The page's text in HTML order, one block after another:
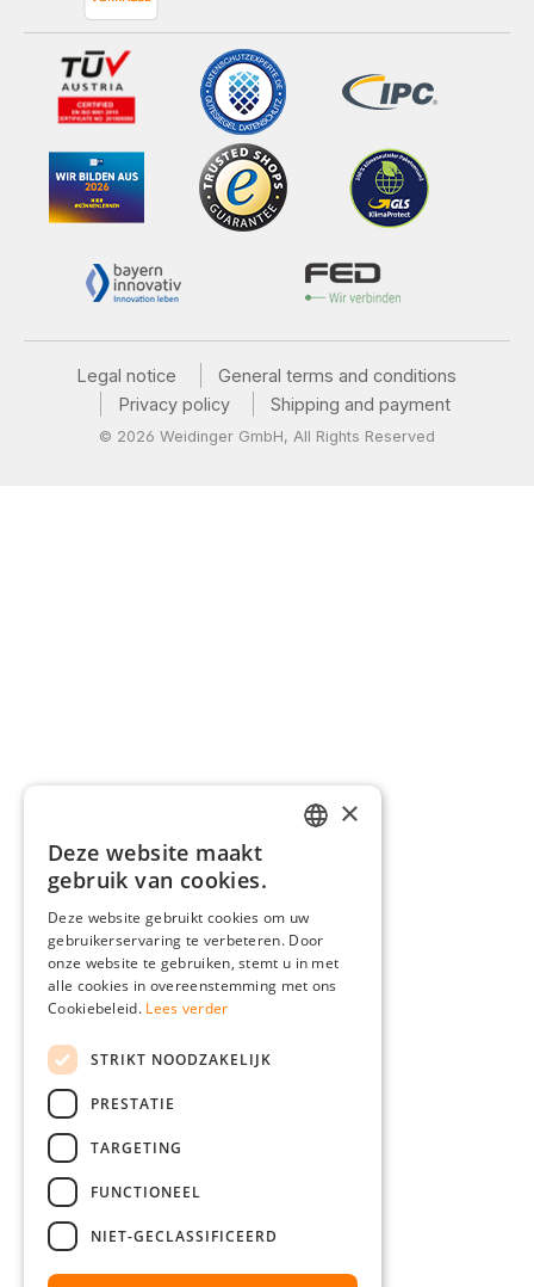
Legal notice
General terms and conditions
Privacy policy
Shipping and payment
© 2026 Weidinger GmbH, All Rights Reserved
FRENCH
ITALIAN
×
Deze website maakt
gebruik van cookies.
Deze website gebruikt cookies om uw
gebruikerservaring te verbeteren. Door
onze website te gebruiken, stemt u in met
alle cookies in overeenstemming met ons
Cookiebeleid. Lees verder
STRIKT NOODZAKELIJK
PRESTATIE
TARGETING
FUNCTIONEEL
NIET-GECLASSIFICEERD